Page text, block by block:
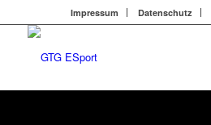
Impressum Datenschutz